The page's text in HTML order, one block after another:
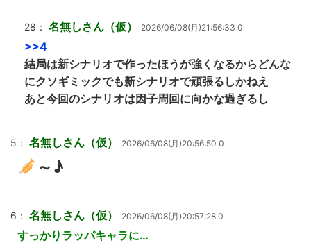
28： 名無しさん（仮） 2026/06/08(月)21:56:33 0
>>4
結局は新シナリオで作ったほうが強くなるからどんな
にクソギミックでも新シナリオで頑張るしかねえ
あと今回のシナリオは因子周回に向かな過ぎるし
5： 名無しさん（仮） 2026/06/08(月)20:56:50 0
～♪
6： 名無しさん（仮） 2026/06/08(月)20:57:28 0
すっかりラッパキャラに…